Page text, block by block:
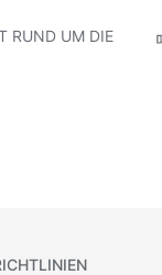
RUND UM DIE